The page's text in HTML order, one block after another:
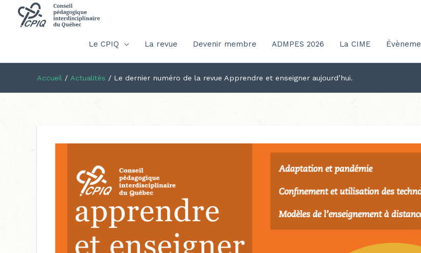
Le CPIQ La revue Devenir membre ADMPES 2026 La CIME
Accueil / Actualités / Le dernier numéro de la revue Apprendre et enseigner aujourd’hui.